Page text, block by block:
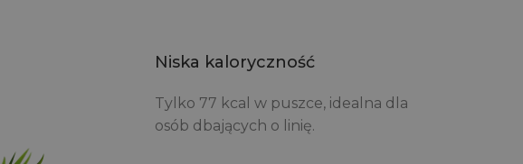
Niska kaloryczność
Tylko 77 kcal w puszce, idealna dla
osób dbających o linię.